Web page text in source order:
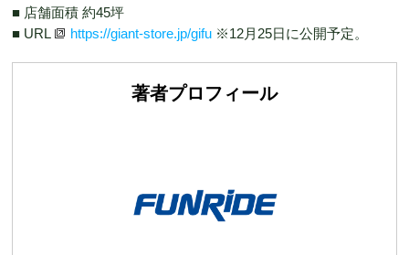
■ 店舗面積 約45坪
■ URL
https://giant-store.jp/gifu ※12月25日に公開予定。
著者プロフィール